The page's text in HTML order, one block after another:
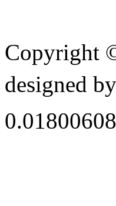
Copyright
designed by